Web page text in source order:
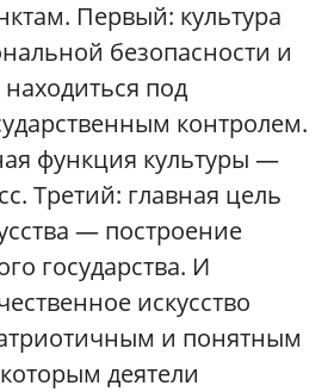
Первый: культура
безопасности и
под
контролем.
функция культуры —
Третий: главная цель
— построение
государства. И
искусство
и понятным
деятели